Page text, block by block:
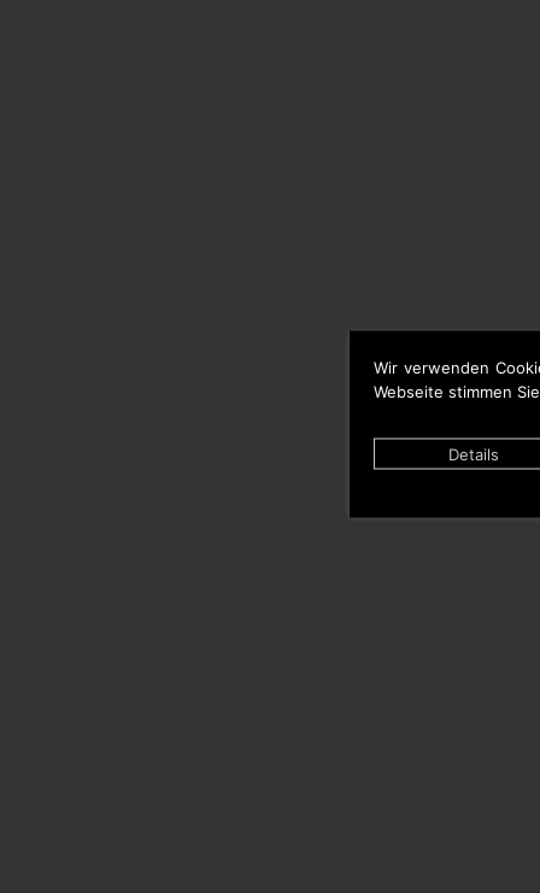
Wir verwenden
Webseite stimmen
Details